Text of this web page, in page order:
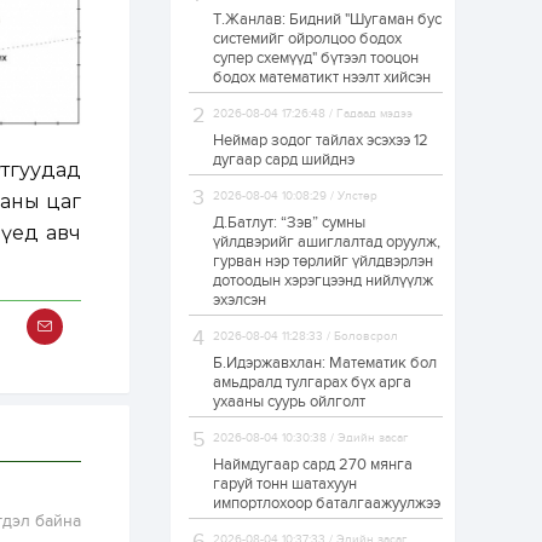
цаг
авч
байна
“Хотын дарга сонсож
байна” 150150 тусгай
дугаарыг
наймдугаар сарын
14-нөөс ажиллуулж...
20 цаг 0
“Чингис хаан” олон
улсын нисэх буудал
руу нийтийн тээврийн
автобус 24 цагаар
үйлчилж байна
1 өдөр 1 0
Нийслэлийн
бүртгэл энэ сарын 10-
нд эхэлнэ
1 өдөр 0
16 төрлийн эмийг нэг
худалдан авах
журмыг баталлаа
1 өдөр 0 0
Т.Жанлав: Бидний "Шугаман бус
системийг ойролцоо бодох
супер схемүүд" бүтээл тооцон
бодох математикт нээлт хийсэн
2026-08-04 17:26:48 / Гадаад мэдээ
Неймар зодог тайлах эсэхээ 12
дугаар сард шийднэ
2026-08-04 10:08:29 / Улстөр
Д.Батлут: “Зэв” сумны
үйлдвэрийг ашиглалтад оруулж,
гурван нэр төрлийг үйлдвэрлэн
дотоодын хэрэгцээнд нийлүүлж
эхэлсэн
2026-08-04 11:28:33 / Боловсрол
Б.Идэржавхлан: Математик бол
амьдралд тулгарах бүх арга
ухааны суурь ойлголт
2026-08-04 10:30:38 / Эдийн засаг
Наймдугаар сард 270 мянга
гаруй тонн шатахуун
импортлохоор баталгаажуулжээ